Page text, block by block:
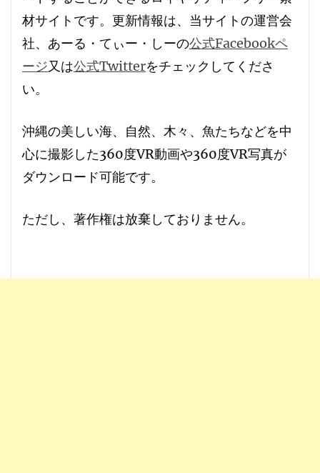
材サイト です。更新情報は、当サイトの運営会
社、あーる・てぃー・しーの公式Facebookペ
ージ又は公式Twitterをチェックしてくださ
い。
沖縄の美しい海、自然、木々、魚たちなどを中
心に撮影した360度VR動画や360度VR写真が
ダウンロード可能です。
ただし、 著作権は放棄しておりません。